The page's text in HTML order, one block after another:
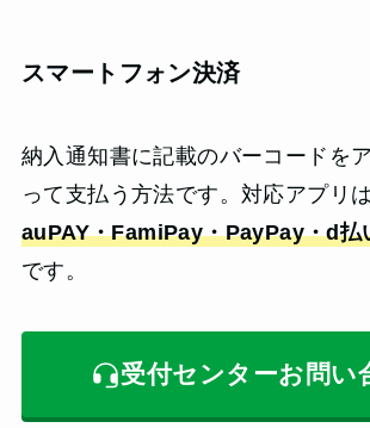
スマートフォン決済
納入通知書に記載のバーコードを
って支払う方法です。対応アプリは
auPAY・FamiPay・PayPay・d払
です。
受付センターお問い